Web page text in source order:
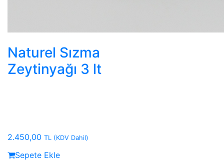
Naturel Sızma
Zeytinyağı 3 lt
2.450,00 TL (KDV Dahil)
Sepete Ekle